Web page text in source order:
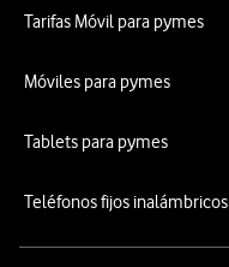
Tarifas Móvil para pymes
Móviles para pymes
Tablets para pymes
Teléfonos fijos inalámbricos